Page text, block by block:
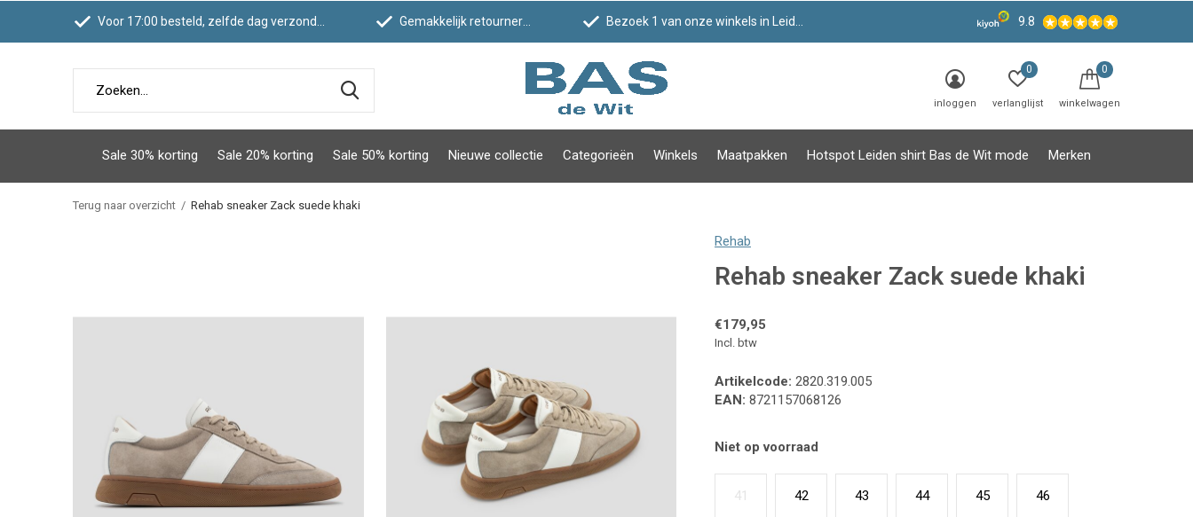
Sale 30% korting Sale 20% korting Sale 50% korting Nieuwe collectie Categorieën Winkels Maatpakken Hotspot Leiden shirt Bas de Wit mode Merken
inloggen verlanglijst
0
winkelwagen
0
Voor 17:00 besteld, zelfde dag verzonden Gemakkelijk retourneren Bezoek 1 van onze winkels in Leiden! 9.8
Terug naar overzicht Rehab sneaker Zack suede khaki
Rehab
Rehab sneaker Zack suede khaki
€179,95
Incl. btw
Artikelcode: 2820.319.005
EAN: 8721157068126
Niet op voorraad
41 42 43 44 45 46